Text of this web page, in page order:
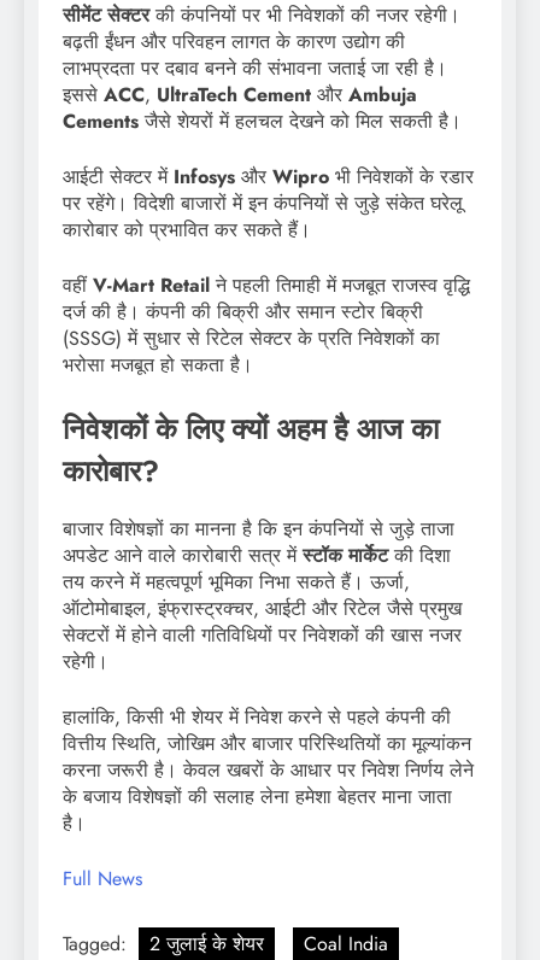
सीमेंट सेक्टरकी कंपनियों पर भी निवेशकों की नजर रहेगी।
बढ़ती ईंधन और परिवहन लागत के कारण उद्योग की
लाभप्रदता पर दबाव बनने की संभावना जताई जा रही है।
इससे ACC, UltraTech Cement और Ambuja
Cementsजैसे शेयरों में हलचल देखने को मिल सकती है।
आईटी सेक्टर में Infosys और Wipro भी निवेशकों के रडार
पर रहेंगे। विदेशी बाजारों में इन कंपनियों से जुड़े संकेत घरेलू
कारोबार को प्रभावित कर सकते हैं।
वहींV-Mart Retailने पहली तिमाही में मजबूत राजस्व वृद्धि
दर्ज की है। कंपनी की बिक्री और समान स्टोर बिक्री
(SSSG) में सुधार से रिटेल सेक्टर के प्रति निवेशकों का
भरोसा मजबूत हो सकता है।
निवेशकों के लिए क्यों अहम है आज का
कारोबार?
बाजार विशेषज्ञों का मानना है कि इन कंपनियों से जुड़े ताजा
अपडेट आने वाले कारोबारी सत्र मेंस्टॉक मार्केटकी दिशा
तय करने में महत्वपूर्ण भूमिका निभा सकते हैं। ऊर्जा,
ऑटोमोबाइल, इंफ्रास्ट्रक्चर, आईटी और रिटेल जैसे प्रमुख
सेक्टरों में होने वाली गतिविधियों पर निवेशकों की खास नजर
रहेगी।
हालांकि, किसी भी शेयर में निवेश करने से पहले कंपनी की
वित्तीय स्थिति, जोखिम और बाजार परिस्थितियों का मूल्यांकन
करना जरूरी है। केवल खबरों के आधार पर निवेश निर्णय लेने
के बजाय विशेषज्ञों की सलाह लेना हमेशा बेहतर माना जाता
है।
Full News
Tagged: 2 जुलाई के शेयर
Coal India